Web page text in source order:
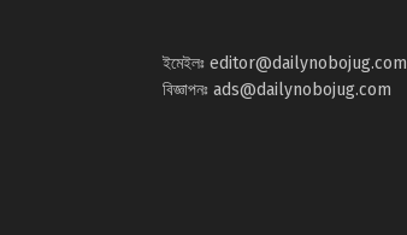
ইমেইলঃ editor@dailynobojug.com
বিজ্ঞাপনঃ ads@dailynobojug.com